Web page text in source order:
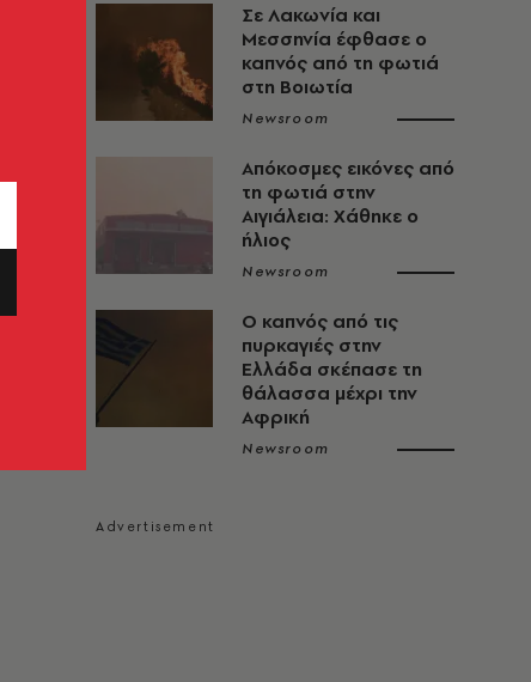
Σε Λακωνία και
Μεσσηνία έφθασε ο
καπνός από τη φωτιά
στη Βοιωτία
Newsroom
Απόκοσμες εικόνες από
τη φωτιά στην
Αιγιάλεια: Χάθηκε ο
ήλιος
Newsroom
Ο καπνός από τις
πυρκαγιές στην
Ελλάδα σκέπασε τη
θάλασσα μέχρι την
Αφρική
Newsroom